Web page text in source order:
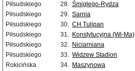
Piłsudskiego
28. Śmigłego-Rydza
Piłsudskiego
29. Sarnia
Piłsudskiego
30. CH Tulipan
Piłsudskiego
31. Konstytucyjna (Wi-Ma)
Piłsudskiego
32. Niciarniana
Piłsudskiego
33. Widzew Stadion
Rokicińska
34. Maszynowa